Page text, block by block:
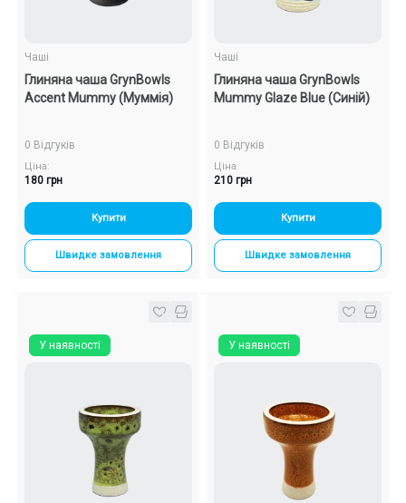
Чаші
Глиняна чаша GrynBowls
Accent Mummy (Муммія)
0 Відгуків
Ціна:
180 грн
Купити
Швидке замовлення
Чаші
Глиняна чаша GrynBowls
Mummy Glaze Blue (Синій)
0 Відгуків
Ціна:
210 грн
Купити
Швидке замовлення
У наявності У наявності